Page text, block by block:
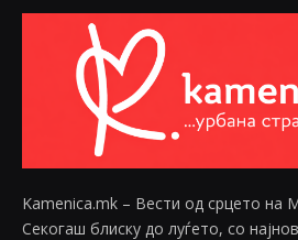
Kamenica.mk – Вести од срцето на
Секогаш блиску до луѓето, со